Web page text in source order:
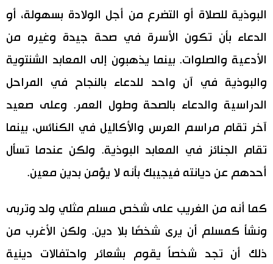
ثقافة
طوكيو
البوذية للصلاة أو التضرع من أجل الولادة بسهولة، أو
الدعاء بأن تكون الأسرة في صحة جيدة وغيره من
الأدعية والصلوات. بينما يذهبون إلى المعابد الشنتوية
والبوذية في آن واحد للدعاء بالنجاح في المراحل
الدراسية والدعاء بالصحة وطول العمر. وعلى صعيد
آخر تقام مراسم العرس والأكاليل في الكنائس، بينما
تقام الجنائز في المعابد البوذية. ولكن عندما تسأل
أحدهم عن ديانته فيجيبك بأنه لا يؤمن بدين معين.
كما أنه من الغريب على شخص مسلم مثلي ولد وتربى
ونشأ كمسلم أن يرى شخصًا بلا دين. ولكن الأغرب من
ذلك أن تجد شخصاً يقوم بشعائر واحتفالات دينية